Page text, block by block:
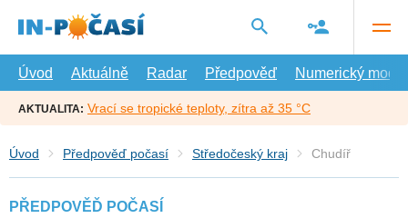
hlavní
Úvod
Aktuálně Radar Předpověď Numerický model
AKTUALITA: Vrací se tropické teploty, zítra až 35 °C
Úvod Předpověď počasí Středočeský kraj Chudíř
PŘEDPOVĚĎ POČASÍ